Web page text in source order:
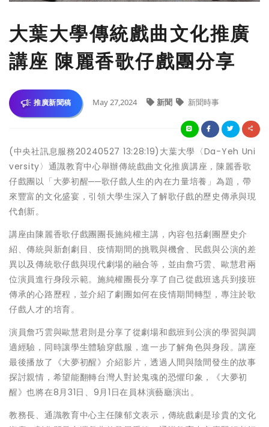
大葉大學傳統戲曲文化推廣
講座 陳麗香歌仔戲團分享
推廣新聞稿 May 27,2024 新聞 新聞時事
(中央社訊息服務20240527 13:28:19)大葉大學〈Da-Yeh Uni
versity〉通識教育中心舉辦傳統戲曲文化推廣講座，陳麗香歌
仔戲團以「大夢初醒──歌仔戲人生的內在力量培養」為題，帶
來豐富的文化盛宴，引領大學生深入了解歌仔戲的歷史傳承與現
代創新。
講座由陳麗香歌仔戲團團長施純權主講，內容包括劇團歷史介
紹、傳統與新創劇目、疫情期間的挑戰與機會、民戲與公演的差
異以及傳統歌仔戲與現代劇場的融合等，並由詹巧雲、歐慧君兩
位演員進行身段示範。施純權團長分享了自己從戲班逃兵到接班
傳承的心路歷程，並介紹了劇團如何在疫情期間轉型，專注於歌
仔戲人才的培育。
演員詹巧雲與歐慧君則是分享了從劇場和戲班到公演的學習與調
適經驗，同時讓學生體驗穿戲服，進一步了解角色與身段。講座
最後播放了《大夢初醒》介紹影片，透過人間與陰間發生的故事
探討親情，希望能翻轉台灣人對於鬼魂的恐懼印象，《大夢初
醒》也將在8月31日、9月1日在員林演藝廳演出。
教務長、通識教育中心主任陳郁文表示，傳統戲劇是珍貴的文化